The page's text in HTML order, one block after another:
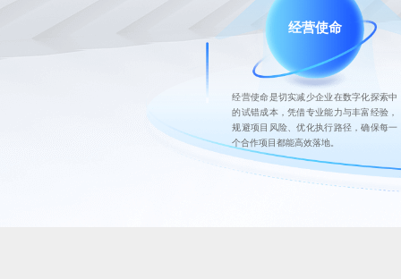
经营使命
经营使命是切实减少企业在数字化探索中
的试错成本，凭借专业能力与丰富经验，
规避项目风险、优化执行路径，确保每一
个合作项目都能高效落地。